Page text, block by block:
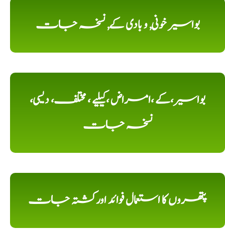
بواسیر خونی, و بادی کے, نسخہ جات
بواسیر،کے ،امراض ،کیلیے ، مختلف، دیسی،
نسخہ جات
پتھروں کا استعمال فوائد اورکشتہ جات